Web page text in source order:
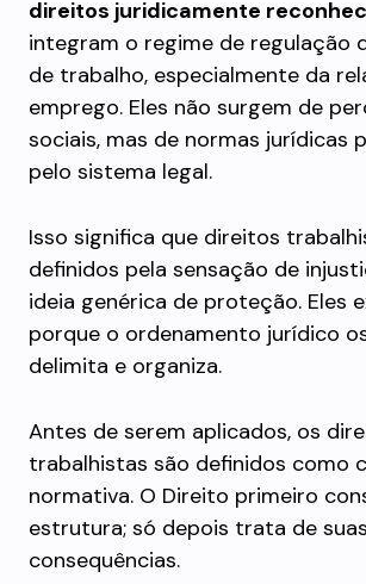
direitos juridicamente
integram o regime de regulação
de trabalho, especialmente da
emprego. Eles não surgem de
sociais, mas de normas jurídicas
pelo sistema legal.
Isso significa que direitos
definidos pela sensação de
ideia genérica de proteção. Eles
porque o ordenamento jurídico
delimita e organiza.
Antes de serem aplicados, os
trabalhistas são definidos como
normativa. O Direito primeiro
estrutura; só depois trata de suas
consequências.